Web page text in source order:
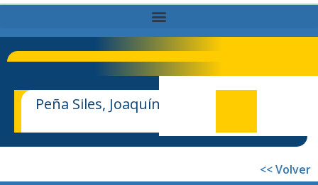
Peña Siles, Joaquín
<< Volver